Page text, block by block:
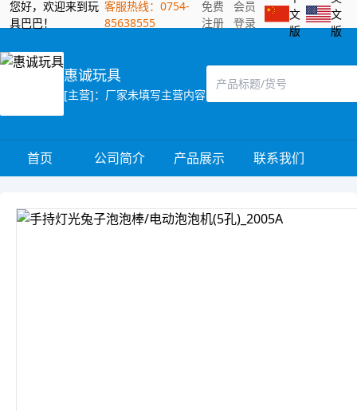
您好，欢迎来到玩
具巴巴！
客服热线：0754-
85638555
免费
注册
会员
登录
文
版
文
版
惠诚玩具
[主营]：厂家未填写主营内容
首页 公司简介 产品展示 联系我们